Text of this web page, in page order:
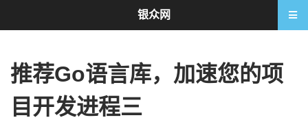
推荐Go语言库，加速您的项
目开发进程三
银众网